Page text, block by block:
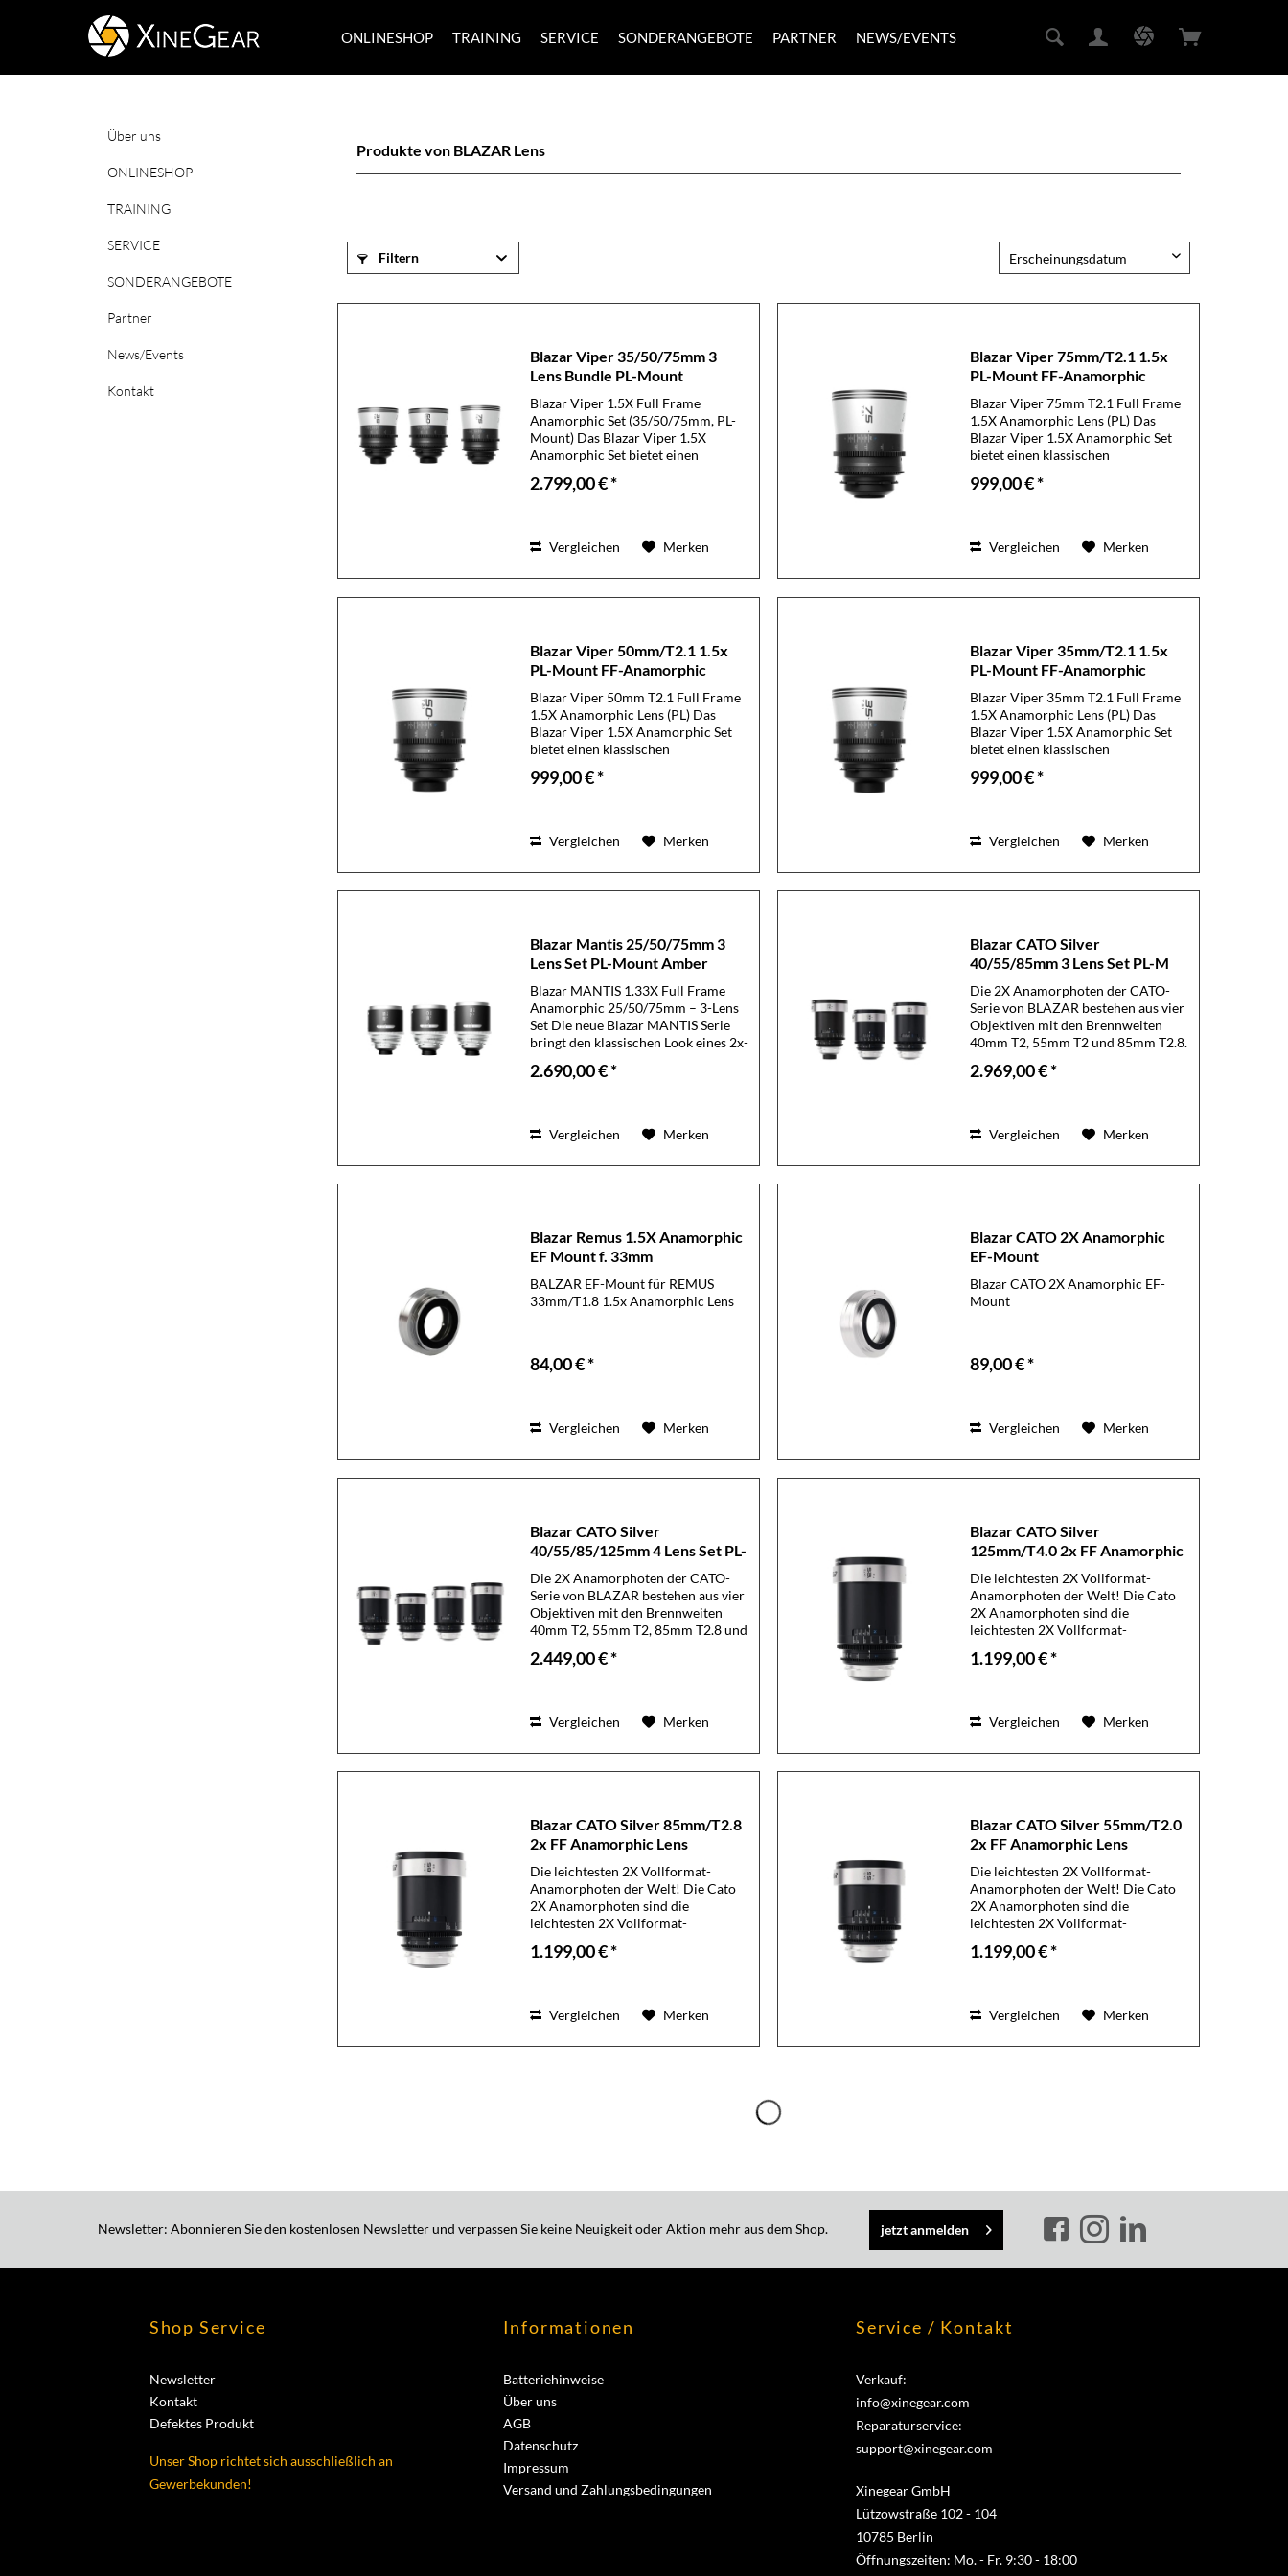
ONLINESHOP TRAINING SERVICE SONDERANGEBOTE PARTNER NEWS/EVENTS
Über uns
ONLINESHOP
TRAINING
SERVICE
SONDERANGEBOTE
Partner
News/Events
Kontakt
Produkte von BLAZAR Lens
Filtern
Blazar Viper 35/50/75mm 3
Lens Bundle PL-Mount
Blazar Viper 1.5X Full Frame
Anamorphic Set (35/50/75mm, PL-
Mount) Das Blazar Viper 1.5X
Anamorphic Set bietet einen
einem kompakten, modernen
anamorphotischen...
2.799,00 € *
Vergleichen Merken
Blazar Viper 75mm/T2.1 1.5x
PL-Mount FF-Anamorphic
Blazar Viper 75mm T2.1 Full Frame
1.5X Anamorphic Lens (PL) Das
Blazar Viper 1.5X Anamorphic Set
bietet einen klassischen
kompakten, modernen Formfaktor.
999,00 € *
Vergleichen Merken
Blazar Viper 50mm/T2.1 1.5x
PL-Mount FF-Anamorphic
Blazar Viper 50mm T2.1 Full Frame
1.5X Anamorphic Lens (PL) Das
Blazar Viper 1.5X Anamorphic Set
bietet einen klassischen
kompakten, modernen Formfaktor.
999,00 € *
Vergleichen Merken
Blazar Viper 35mm/T2.1 1.5x
PL-Mount FF-Anamorphic
Blazar Viper 35mm T2.1 Full Frame
1.5X Anamorphic Lens (PL) Das
Blazar Viper 1.5X Anamorphic Set
bietet einen klassischen
kompakten, modernen Formfaktor.
999,00 € *
Vergleichen Merken
Blazar Mantis 25/50/75mm 3
Lens Set PL-Mount Amber
Blazar MANTIS 1.33X Full Frame
Anamorphic 25/50/75mm – 3-Lens
Set Die neue Blazar MANTIS Serie
bringt den klassischen Look eines 2x-
modernes 1.33x-Design – optimiert
2.690,00 € *
Vergleichen Merken
Blazar CATO Silver
40/55/85mm 3 Lens Set PL-M
Die 2X Anamorphoten der CATO-
Serie von BLAZAR bestehen aus vier
Objektiven mit den Brennweiten
40mm T2, 55mm T2 und 85mm T2.8.
Anamorphoten der Welt! Die Cato
2.969,00 € *
Vergleichen Merken
Blazar Remus 1.5X Anamorphic
EF Mount f. 33mm
BALZAR EF-Mount für REMUS
33mm/T1.8 1.5x Anamorphic Lens
84,00 € *
Vergleichen Merken
Blazar CATO 2X Anamorphic
EF-Mount
Blazar CATO 2X Anamorphic EF-
Mount
89,00 € *
Vergleichen Merken
Blazar CATO Silver
40/55/85/125mm 4 Lens Set PL-
Die 2X Anamorphoten der CATO-
Serie von BLAZAR bestehen aus vier
Objektiven mit den Brennweiten
40mm T2, 55mm T2, 85mm T2.8 und
Vollformat-Anamorphoten der
2.449,00 € *
Vergleichen Merken
Blazar CATO Silver
125mm/T4.0 2x FF Anamorphic
Die leichtesten 2X Vollformat-
Anamorphoten der Welt! Die Cato
2X Anamorphoten sind die
leichtesten 2X Vollformat-
Brennweiten wiegen zwischen 898g
1.199,00 € *
Vergleichen Merken
Blazar CATO Silver 85mm/T2.8
2x FF Anamorphic Lens
Die leichtesten 2X Vollformat-
Anamorphoten der Welt! Die Cato
2X Anamorphoten sind die
leichtesten 2X Vollformat-
Brennweiten wiegen zwischen 898g
1.199,00 € *
Vergleichen Merken
Blazar CATO Silver 55mm/T2.0
2x FF Anamorphic Lens
Die leichtesten 2X Vollformat-
Anamorphoten der Welt! Die Cato
2X Anamorphoten sind die
leichtesten 2X Vollformat-
Brennweiten wiegen zwischen 898g
1.199,00 € *
Vergleichen Merken
Newsletter: Abonnieren Sie den kostenlosen Newsletter und verpassen Sie keine Neuigkeit oder Aktion mehr aus dem Shop. jetzt anmelden
Shop Service
Newsletter
Kontakt
Defektes Produkt
Unser Shop richtet sich ausschließlich an
Gewerbekunden!
Informationen
Batteriehinweise
Über uns
AGB
Datenschutz
Impressum
Versand und Zahlungsbedingungen
Service / Kontakt
Verkauf:
info@xinegear.com
Reparaturservice:
support@xinegear.com
Xinegear GmbH
Lützowstraße 102 - 104
10785 Berlin
Öffnungszeiten: Mo. - Fr. 9:30 - 18:00